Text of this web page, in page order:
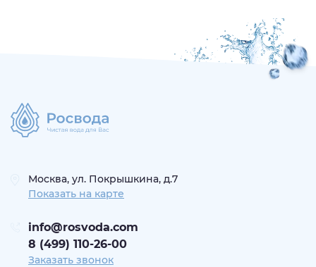
Москва, ул. Покрышкина, д.7
Показать на карте
info@rosvoda.com
8 (499) 110-26-00
Заказать звонок